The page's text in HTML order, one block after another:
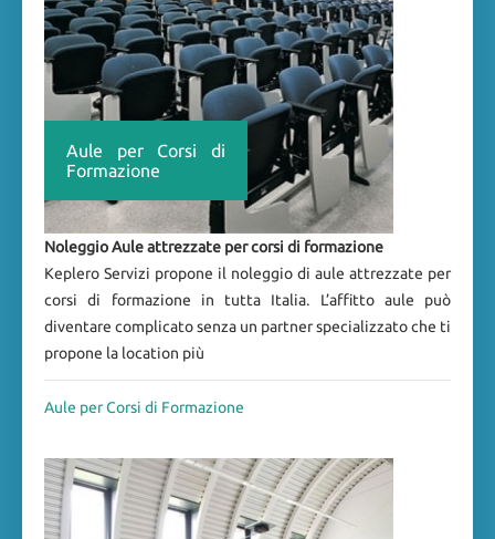
Aule per Corsi di
Formazione
Noleggio Aule attrezzate per corsi di formazione
Keplero Servizi propone il noleggio di aule attrezzate per
corsi di formazione in tutta Italia. L’affitto aule può
diventare complicato senza un partner specializzato che ti
propone la location più
Aule per Corsi di Formazione